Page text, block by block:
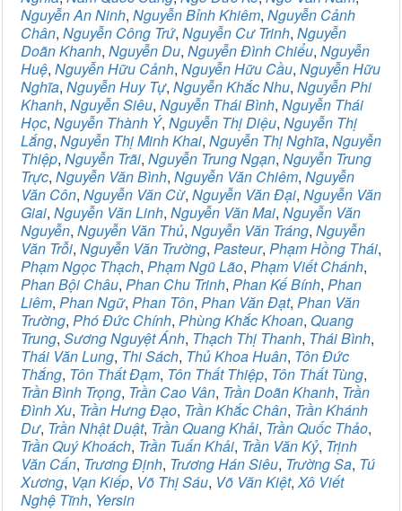
Nguyễn An Ninh, Nguyễn Bỉnh Khiêm, Nguyễn Cảnh
Chân, Nguyễn Công Trứ, Nguyễn Cư Trinh, Nguyễn
Doãn Khanh, Nguyễn Du, Nguyễn Đình Chiểu, Nguyễn
Huệ, Nguyễn Hữu Cảnh, Nguyễn Hữu Cầu, Nguyễn Hữu
Nghĩa, Nguyễn Huy Tự, Nguyễn Khắc Nhu, Nguyễn Phi
Khanh, Nguyễn Siêu, Nguyễn Thái Bình, Nguyễn Thái
Học, Nguyễn Thành Ý, Nguyễn Thị Diệu, Nguyễn Thị
Lắng, Nguyễn Thị Minh Khai, Nguyễn Thị Nghĩa, Nguyễn
Thiệp, Nguyễn Trãi, Nguyễn Trung Ngạn, Nguyễn Trung
Trực, Nguyễn Văn Bình, Nguyễn Văn Chiêm, Nguyễn
Văn Côn, Nguyễn Văn Cừ, Nguyễn Văn Đại, Nguyễn Văn
Giai, Nguyễn Văn Linh, Nguyễn Văn Mai, Nguyễn Văn
Nguyễn, Nguyễn Văn Thủ, Nguyễn Văn Tráng, Nguyễn
Văn Trỗi, Nguyễn Văn Trường, Pasteur, Phạm Hồng Thái,
Phạm Ngọc Thạch, Phạm Ngũ Lão, Phạm Viết Chánh,
Phan Bội Châu, Phan Chu Trinh, Phan Kế Bính, Phan
Liêm, Phan Ngữ, Phan Tôn, Phan Văn Đạt, Phan Văn
Trường, Phó Đức Chính, Phùng Khắc Khoan, Quang
Trung, Sương Nguyệt Ánh, Thạch Thị Thanh, Thái Bình,
Thái Văn Lung, Thi Sách, Thủ Khoa Huân, Tôn Đức
Thắng, Tôn Thất Đạm, Tôn Thất Thiệp, Tôn Thất Tùng,
Trần Bình Trọng, Trần Cao Vân, Trần Doãn Khanh, Trần
Đình Xu, Trần Hưng Đạo, Trần Khắc Chân, Trần Khánh
Dư, Trần Nhật Duật, Trần Quang Khải, Trần Quốc Thảo,
Trần Quý Khoách, Trần Tuấn Khải, Trần Văn Kỷ, Trịnh
Văn Cấn, Trương Định, Trương Hán Siêu, Trường Sa, Tú
Xương, Vạn Kiếp, Võ Thị Sáu, Võ Văn Kiệt,Xô Viết
Nghệ Tĩnh, Yersin